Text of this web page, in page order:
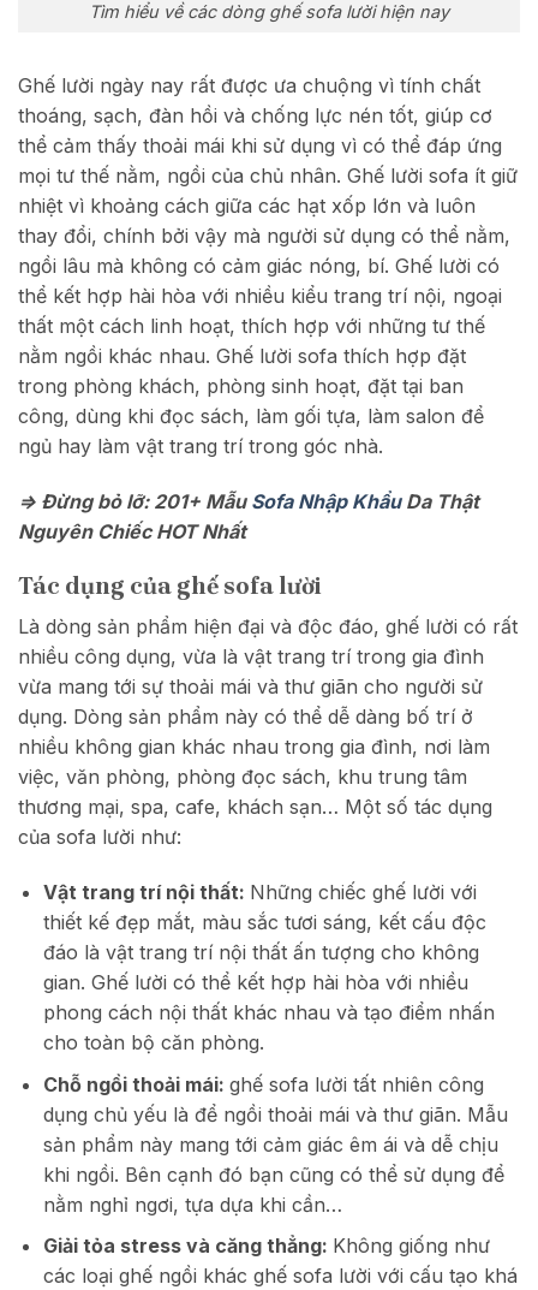
Tìm hiểu về các dòng ghế sofa lười hiện nay
Ghế lười ngày nay rất được ưa chuộng vì tính chất
thoáng, sạch, đàn hồi và chống lực nén tốt, giúp cơ
thể cảm thấy thoải mái khi sử dụng vì có thể đáp ứng
mọi tư thế nằm, ngồi của chủ nhân. Ghế lười sofa ít giữ
nhiệt vì khoảng cách giữa các hạt xốp lớn và luôn
thay đổi, chính bởi vậy mà người sử dụng có thể nằm,
ngồi lâu mà không có cảm giác nóng, bí. Ghế lười có
thể kết hợp hài hòa với nhiều kiểu trang trí nội, ngoại
thất một cách linh hoạt, thích hợp với những tư thế
nằm ngồi khác nhau. Ghế lười sofa thích hợp đặt
trong phòng khách, phòng sinh hoạt, đặt tại ban
công, dùng khi đọc sách, làm gối tựa, làm salon để
ngủ hay làm vật trang trí trong góc nhà.
=> Đừng bỏ lỡ: 201+ Mẫu Sofa Nhập KhẩuDa Thật
Nguyên Chiếc HOT Nhất
Tác dụng của ghế sofa lười
Là dòng sản phẩm hiện đại và độc đáo, ghế lười có rất
nhiều công dụng, vừa là vật trang trí trong gia đình
vừa mang tới sự thoải mái và thư giãn cho người sử
dụng. Dòng sản phẩm này có thể dễ dàng bố trí ở
nhiều không gian khác nhau trong gia đình, nơi làm
việc, văn phòng, phòng đọc sách, khu trung tâm
thương mại, spa, cafe, khách sạn… Một số tác dụng
của sofa lười như:
Vật trang trí nội thất: Những chiếc ghế lười với
thiết kế đẹp mắt, màu sắc tươi sáng, kết cấu độc
đáo là vật trang trí nội thất ấn tượng cho không
gian. Ghế lười có thể kết hợp hài hòa với nhiều
phong cách nội thất khác nhau và tạo điểm nhấn
cho toàn bộ căn phòng.
Chỗ ngồi thoải mái: ghế sofa lười tất nhiên công
dụng chủ yếu là để ngồi thoải mái và thư giãn. Mẫu
sản phẩm này mang tới cảm giác êm ái và dễ chịu
khi ngồi. Bên cạnh đó bạn cũng có thể sử dụng để
nằm nghỉ ngơi, tựa dựa khi cần…
Giải tỏa stress và căng thẳng: Không giống như
các loại ghế ngồi khác ghế sofa lười với cấu tạo khá